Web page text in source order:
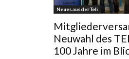
Neues aus der Teli
Neuwahl des
100 Jahre im